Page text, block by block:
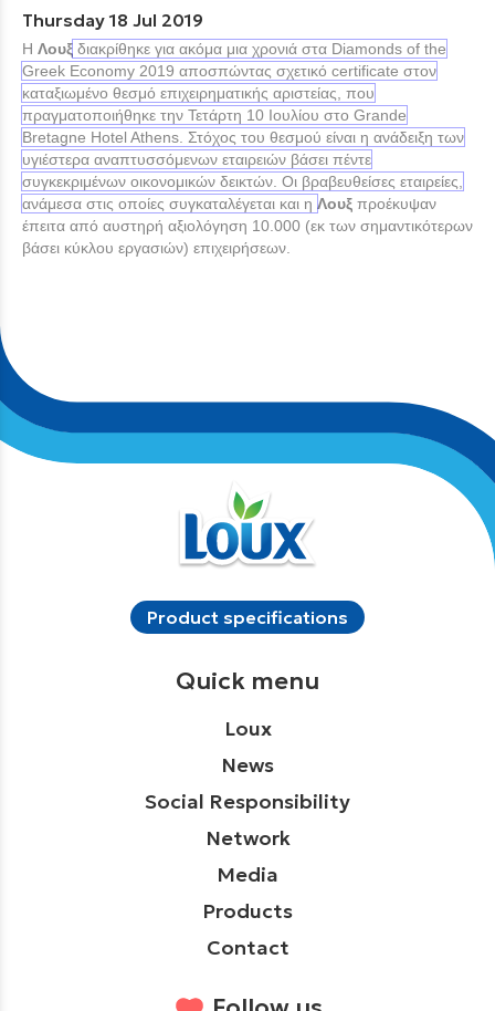
Thursday 18 Jul 2019
H Λουξ διακρίθηκε για ακόμα μια χρονιά στα Diamonds of the
Greek Economy 2019 αποσπώντας σχετικό certificate στον
καταξιωμένο θεσμό επιχειρηματικής αριστείας, που
πραγματοποιήθηκε την Τετάρτη 10 Ιουλίου στο Grande
Bretagne Hotel Athens. Στόχος του θεσμού είναι η ανάδειξη των
υγιέστερα αναπτυσσόμενων εταιρειών βάσει πέντε
συγκεκριμένων οικονομικών δεικτών. Οι βραβευθείσες εταιρείες,
ανάμεσα στις οποίες συγκαταλέγεται και η Λουξ προέκυψαν
έπειτα από αυστηρή αξιολόγηση 10.000 (εκ των σημαντικότερων
βάσει κύκλου εργασιών) επιχειρήσεων.
Product specifications
Quick menu
Loux
News
Social Responsibility
Network
Media
Products
Contact